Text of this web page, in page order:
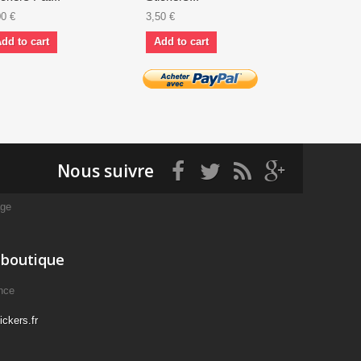
€
to cart
3,50 €
Add to cart
Nous suivre